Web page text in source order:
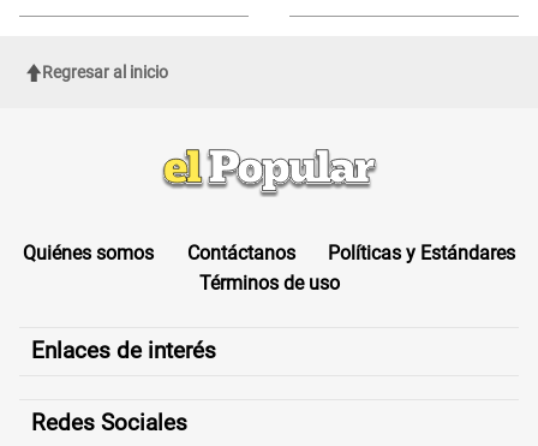
sufrir una "emergencia médica"
Regresar al inicio
Quiénes somos Contáctanos
Políticas y Estándares
Términos de uso
Enlaces de interés
Redes Sociales